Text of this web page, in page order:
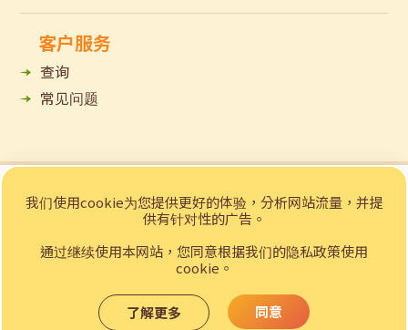
客户服务
查询
常见问题
私隐声明
免责声明
Web Designby YSD
我们使用cookie为您提供更好的体验，分析网站流量，并提
供有针对性的广告。
通过继续使用本网站，您同意根据我们的隐私政策使用
cookie。
了解更多 同意